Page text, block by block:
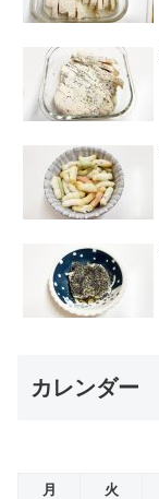
カレンダー
月 火